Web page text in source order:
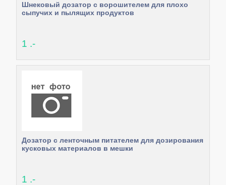
Шнековый дозатор с ворошителем для плохо
сыпучих и пылящих продуктов
1 .-
Дозатор с ленточным питателем для дозирования
кусковых материалов в мешки
1 .-